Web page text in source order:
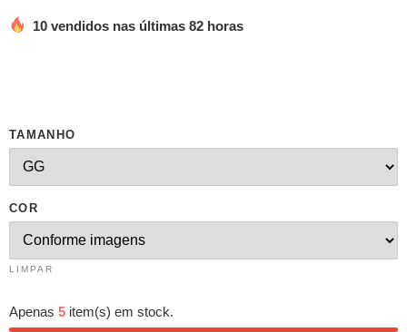
10 vendidos nas últimas 82 horas
TAMANHO
COR
LIMPAR
Apenas 5 item(s) em stock.